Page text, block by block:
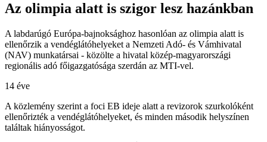
Az olimpia alatt is szigor lesz hazánkban
A labdarúgó Európa-bajnoksághoz hasonlóan az olimpia alatt is
ellenőrzik a vendéglátóhelyeket a Nemzeti Adó- és Vámhivatal
(NAV) munkatársai - közölte a hivatal közép-magyarországi
regionális adó főigazgatósága szerdán az MTI-vel.
14 éve
A közlemény szerint a foci EB ideje alatt a revizorok szurkolóként
ellenőrizték a vendéglátóhelyeket, és minden második helyszínen
találtak hiányosságot.